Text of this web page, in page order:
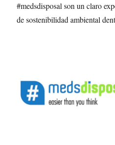
#medsdisposal son un claro
de sostenibilidad ambiental